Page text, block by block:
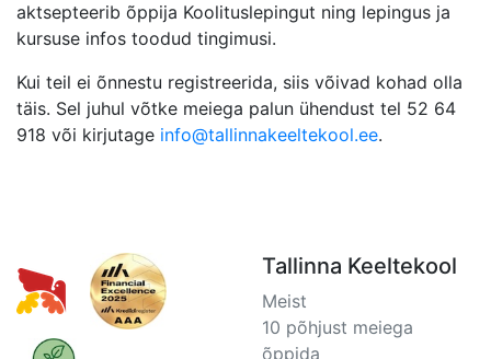
aktsepteerib õppija Koolituslepingut ning lepingus ja
kursuse infos toodud tingimusi.
Kui teil ei õnnestu registreerida, siis võivad kohad olla
täis. Sel juhul võtke meiega palun ühendust tel 52 64
918 või kirjutage info@tallinnakeeltekool.ee.
Tallinna Keeltekool
Meist
10 põhjust meiega
õppida